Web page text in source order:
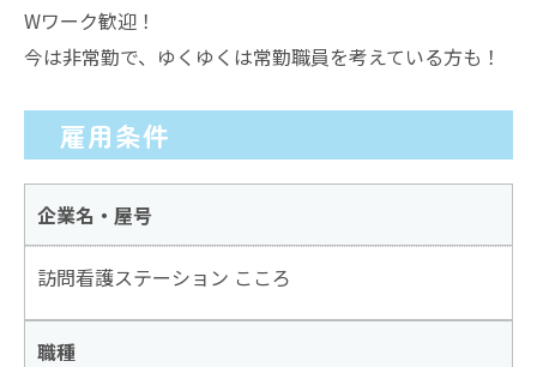
Wワーク歓迎！
今は非常勤で、ゆくゆくは常勤職員を考えている方も！
雇用条件
企業名・屋号
訪問看護ステーション こころ
職種